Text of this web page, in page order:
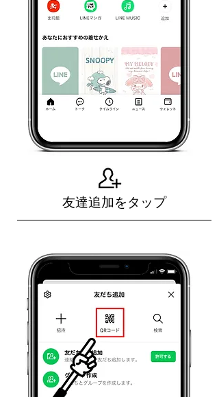
友達追加をタップ